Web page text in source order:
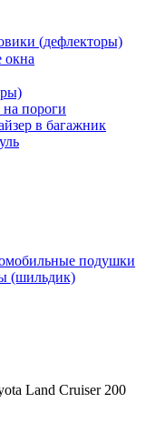
(дефлекторы)
окна
пороги
в багажник
подушки
(шильдик)
Land Cruiser 200